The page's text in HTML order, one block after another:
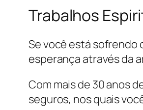
Trabalhos
Se você está sofrendo
esperança através da
Com mais de 30 anos
seguros, nos quais